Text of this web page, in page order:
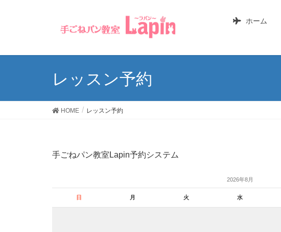
ホーム
レッスン予約
HOME レッスン予約
手ごねパン教室Lapin予約システム
2026年8月
日 月 火 水